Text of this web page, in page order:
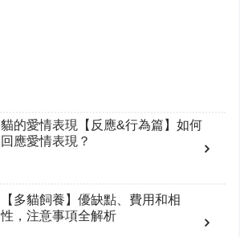
貓的愛情表現【反應&行為篇】如何
回應愛情表現？
【多貓飼養】優缺點、費用和相
性，注意事項全解析